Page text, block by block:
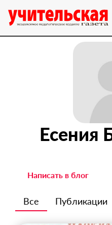
Есения
Написать в блог
Все Публикации